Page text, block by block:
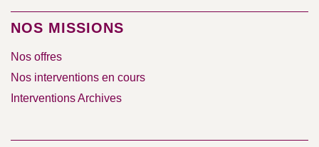
NOS MISSIONS
Nos offres
Nos interventions en cours
Interventions Archives